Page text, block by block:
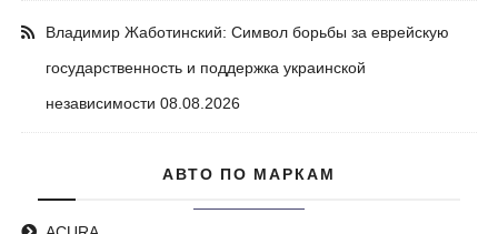
Владимир Жаботинский: Символ борьбы за еврейскую
государственность и поддержка украинской
независимости 08.08.2026
АВТО ПО МАРКАМ